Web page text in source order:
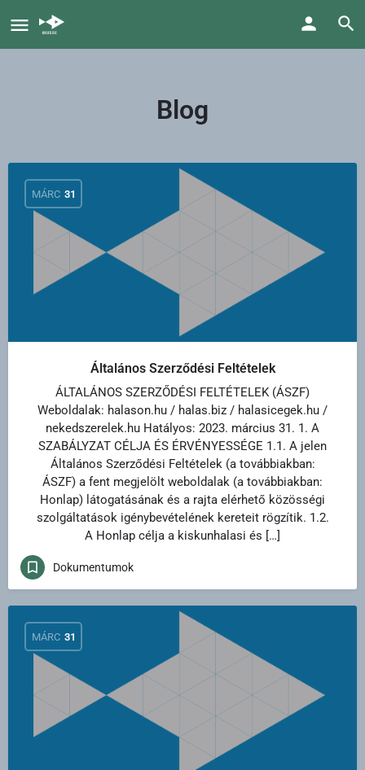
Blog
MÁRC 31
Általános Szerződési Feltételek
ÁLTALÁNOS SZERZŐDÉSI FELTÉTELEK (ÁSZF)
Weboldalak: halason.hu / halas.biz / halasicegek.hu /
nekedszerelek.hu Hatályos: 2023. március 31. 1. A
SZABÁLYZAT CÉLJA ÉS ÉRVÉNYESSÉGE 1.1. A jelen
Általános Szerződési Feltételek (a továbbiakban:
ÁSZF) a fent megjelölt weboldalak (a továbbiakban:
Honlap) látogatásának és a rajta elérhető közösségi
szolgáltatások igénybevételének kereteit rögzítik. 1.2.
A Honlap célja a kiskunhalasi és […]
Dokumentumok
MÁRC 31